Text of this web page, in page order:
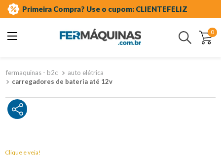
Primeira Compra? Use o cupom: CLIENTEFELIZ
0
Buscar
auto elétrica
carregadores de bateria até 12v
Clique e veja!